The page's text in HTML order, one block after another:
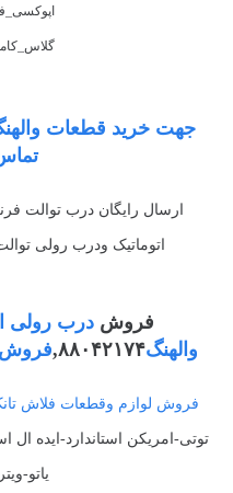
جهت خرید قطعات
ارسال رایگان درب توالت
اتوماتیک ودرب رولی
فروش درب رولی
والهنگ۸۸۰۴۲۱۷۴, فروش
فروش لوازم وقطعات فلاش
توتی-امریکن استاندارد-ایده
یاتو-